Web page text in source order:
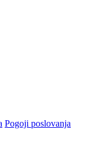
Pogoji poslovanja